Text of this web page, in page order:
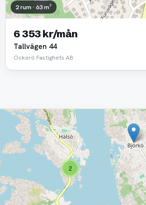
2 rum · 63 m²
6 353 kr/mån
Tallvägen 44
Öckerö Fastighets AB
2